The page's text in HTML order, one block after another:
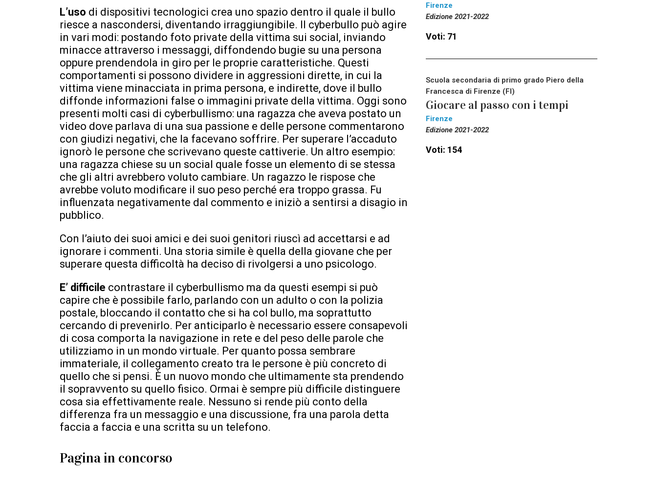
L’uso di dispositivi tecnologici crea uno spazio dentro il quale il bullo
riesce a nascondersi, diventando irraggiungibile. Il cyberbullo può agire
in vari modi: postando foto private della vittima sui social, inviando
minacce attraverso i messaggi, diffondendo bugie su una persona
oppure prendendola in giro per le proprie caratteristiche. Questi
comportamenti si possono dividere in aggressioni dirette, in cui la
vittima viene minacciata in prima persona, e indirette, dove il bullo
diffonde informazioni false o immagini private della vittima. Oggi sono
presenti molti casi di cyberbullismo: una ragazza che aveva postato un
video dove parlava di una sua passione e delle persone commentarono
con giudizi negativi, che la facevano soffrire. Per superare l’accaduto
ignorò le persone che scrivevano queste cattiverie. Un altro esempio:
una ragazza chiese su un social quale fosse un elemento di se stessa
che gli altri avrebbero voluto cambiare. Un ragazzo le rispose che
avrebbe voluto modificare il suo peso perché era troppo grassa. Fu
influenzata negativamente dal commento e iniziò a sentirsi a disagio in
pubblico.
Con l’aiuto dei suoi amici e dei suoi genitori riuscì ad accettarsi e ad
ignorare i commenti. Una storia simile è quella della giovane che per
superare questa difficoltà ha deciso di rivolgersi a uno psicologo.
E’ difficile contrastare il cyberbullismo ma da questi esempi si può
capire che è possibile farlo, parlando con un adulto o con la polizia
postale, bloccando il contatto che si ha col bullo, ma soprattutto
cercando di prevenirlo. Per anticiparlo è necessario essere consapevoli
di cosa comporta la navigazione in rete e del peso delle parole che
utilizziamo in un mondo virtuale. Per quanto possa sembrare
immateriale, il collegamento creato tra le persone è più concreto di
quello che si pensi. È un nuovo mondo che ultimamente sta prendendo
il sopravvento su quello fisico. Ormai è sempre più difficile distinguere
cosa sia effettivamente reale. Nessuno si rende più conto della
differenza fra un messaggio e una discussione, fra una parola detta
faccia a faccia e una scritta su un telefono.
Firenze
Edizione 2021-2022
Voti: 71
Scuola secondaria di primo grado Piero della
Francesca di Firenze (FI)
Giocare al passo con i tempi
Firenze
Edizione 2021-2022
Voti: 154
Pagina in concorso